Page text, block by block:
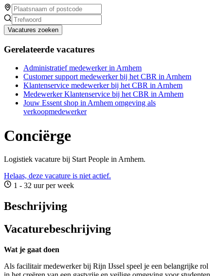
Vacatures zoeken
Gerelateerde vacatures
Administratief medewerker in Arnhem
Customer support medewerker bij het CBR in Arnhem
Klantenservice medewerker bij het CBR in Arnhem
Medewerker Klantenservice bij het CBR in Arnhem
Jouw Essent shop in Arnhem omgeving als
verkoopmedewerker
Conciërge
Logistiek vacature bij Start People in Arnhem.
Helaas, deze vacature is niet actief.
1 - 32 uur per week
Beschrijving
Vacaturebeschrijving
Wat je gaat doen
Als facilitair medewerker bij Rijn IJssel speel je een belangrijke rol